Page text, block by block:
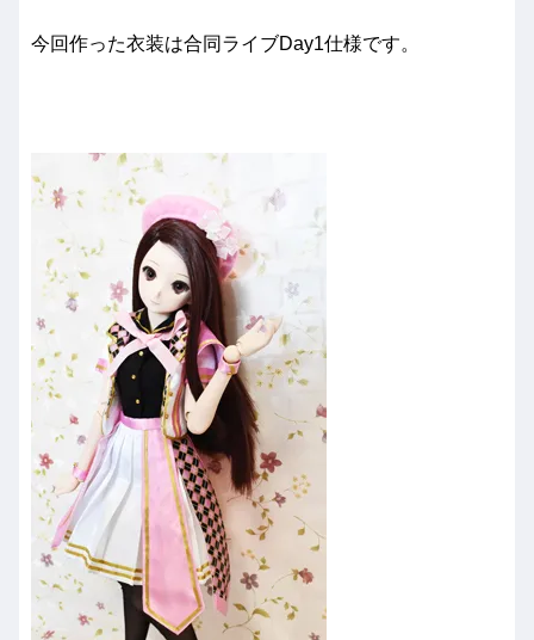
今回作った衣装は合同ライブDay1仕様です。